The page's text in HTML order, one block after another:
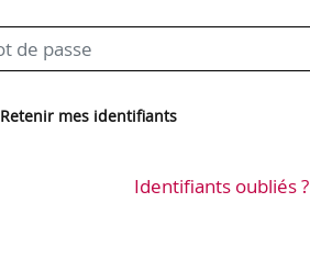
Retenir mes identifiants
Identifiants oubliés ?